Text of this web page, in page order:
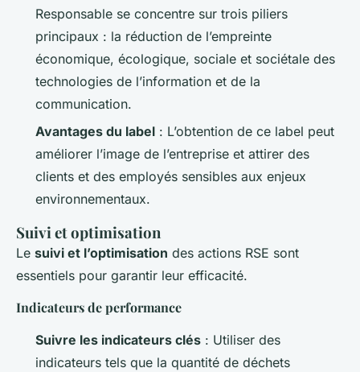
Responsable se concentre sur trois piliers
principaux : la réduction de l’empreinte
économique, écologique, sociale et sociétale des
technologies de l’information et de la
communication.
Avantages du label : L’obtention de ce label peut
améliorer l’image de l’entreprise et attirer des
clients et des employés sensibles aux enjeux
environnementaux.
Suivi et optimisation
Le suivi et l’optimisation des actions RSE sont
essentiels pour garantir leur efficacité.
Indicateurs de performance
Suivre les indicateurs clés : Utiliser des
indicateurs tels que la quantité de déchets